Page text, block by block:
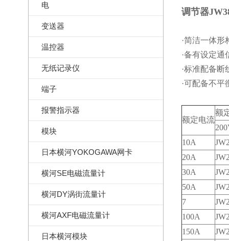
电
变送器
温控器
无纸记录仪
端子
报警指示器
模块
日本横河YOKOGAWA网卡
横河SE电磁流量计
横河DY涡街流量计
横河AXF电磁流量计
日本横河模块
调节器
·简洁一体
·备有设定
·标准配备
·可配备不
额定电流
额
10A
20A
30A
50A
7
100A
150A